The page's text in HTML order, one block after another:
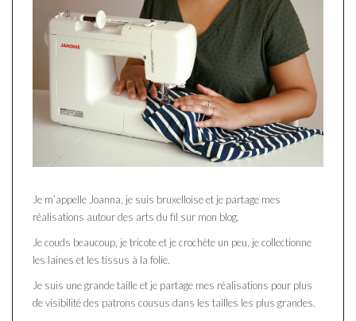
Je m’appelle Joanna, je suis bruxelloise et je partage mes
réalisations autour des arts du fil sur mon blog.
Je couds beaucoup, je tricote et je crochète un peu, je collectionne
les laines et les tissus à la folie.
Je suis une grande taille et je partage mes réalisations pour plus
de visibilité des patrons cousus dans les tailles les plus grandes.